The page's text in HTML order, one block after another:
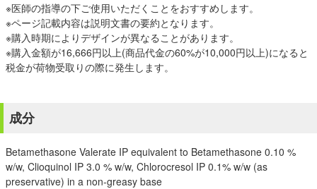
※医師の指導の下ご使用いただくことをおすすめします。
※ページ記載内容は説明文書の要約となります。
※購入時期によりデザインが異なることがあります。
※購入金額が16,666円以上(商品代金の60%が10,000円以上)になると
税金が荷物受取りの際に発生します。
成分
Betamethasone Valerate IP equivalent to Betamethasone 0.10 %
w/w, Clioquinol IP 3.0 % w/w, Chlorocresol IP 0.1% w/w (as
preservative) in a non-greasy base